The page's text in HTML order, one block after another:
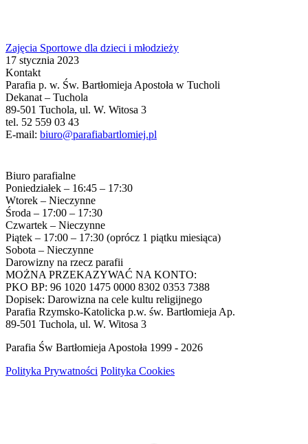
Zajęcia Sportowe dla dzieci i młodzieży
17 stycznia 2023
Kontakt
Parafia p. w. Św. Bartłomieja Apostoła w Tucholi
Dekanat – Tuchola
89-501 Tuchola, ul. W. Witosa 3
tel. 52 559 03 43
E-mail: biuro@parafiabartlomiej.pl
Biuro parafialne
Poniedziałek – 16:45 – 17:30
Wtorek – Nieczynne
Środa – 17:00 – 17:30
Czwartek – Nieczynne
Piątek – 17:00 – 17:30 (oprócz 1 piątku miesiąca)
Sobota – Nieczynne
Darowizny na rzecz parafii
MOŻNA PRZEKAZYWAĆ NA KONTO:
PKO BP: 96 1020 1475 0000 8302 0353 7388
Dopisek: Darowizna na cele kultu religijnego
Parafia Rzymsko-Katolicka p.w. św. Bartłomieja Ap.
89-501 Tuchola, ul. W. Witosa 3
Parafia Św Bartłomieja Apostoła 1999 - 2026
Polityka Prywatności Polityka Cookies